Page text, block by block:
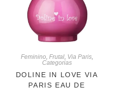
Feminino, Frutal, Via Paris,
Categorias
DOLINE IN LOVE VIA
PARIS EAU DE